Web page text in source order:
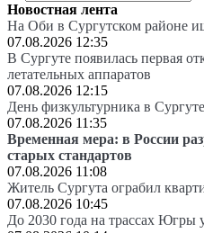
Новостная лента
На Оби в Сургутском районе
07.08.2026 12:35
В Сургуте появилась первая
летательных аппаратов
07.08.2026 12:15
День физкультурника в
07.08.2026 11:35
Временная мера: в России
старых стандартов
07.08.2026 11:08
Житель Сургута ограбил
07.08.2026 10:45
До 2030 года на трассах Югры